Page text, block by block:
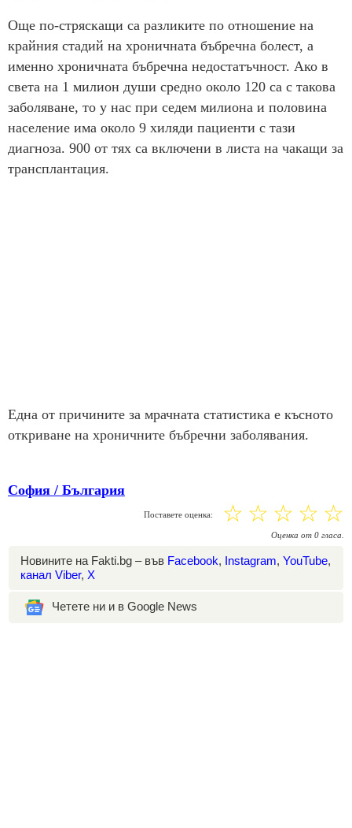
Още по-стряскащи са разликите по отношение на
крайния стадий на хроничната бъбречна болест, а
именно хроничната бъбречна недостатъчност. Ако в
света на 1 милион души средно около 120 са с такова
заболяване, то у нас при седем милиона и половина
население има около 9 хиляди пациенти с тази
диагноза. 900 от тях са включени в листа на чакащи за
трансплантация.
Една от причините за мрачната статистика е късното
откриване на хроничните бъбречни заболявания.
София / България
Поставете оценка: ☆
☆
☆
☆
☆
Оценка от 0 гласа.
Новините на Fakti.bg – във Facebook, Instagram, YouTube,
канал Viber, X
Четете ни и в Google News